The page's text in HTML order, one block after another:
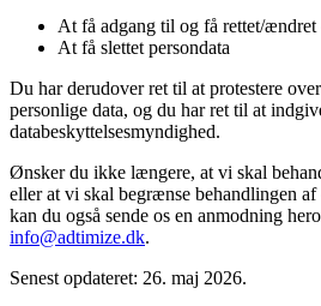
At få adgang til og få rettet/ændret
At få slettet persondata
Du har derudover ret til at protestere
personlige data, og du har ret til at
databeskyttelsesmyndighed.
Ønsker du ikke længere, at vi skal
eller at vi skal begrænse behandlingen
kan du også sende os en anmodning
info@adtimize.dk.
Senest opdateret: 26. maj 2026.